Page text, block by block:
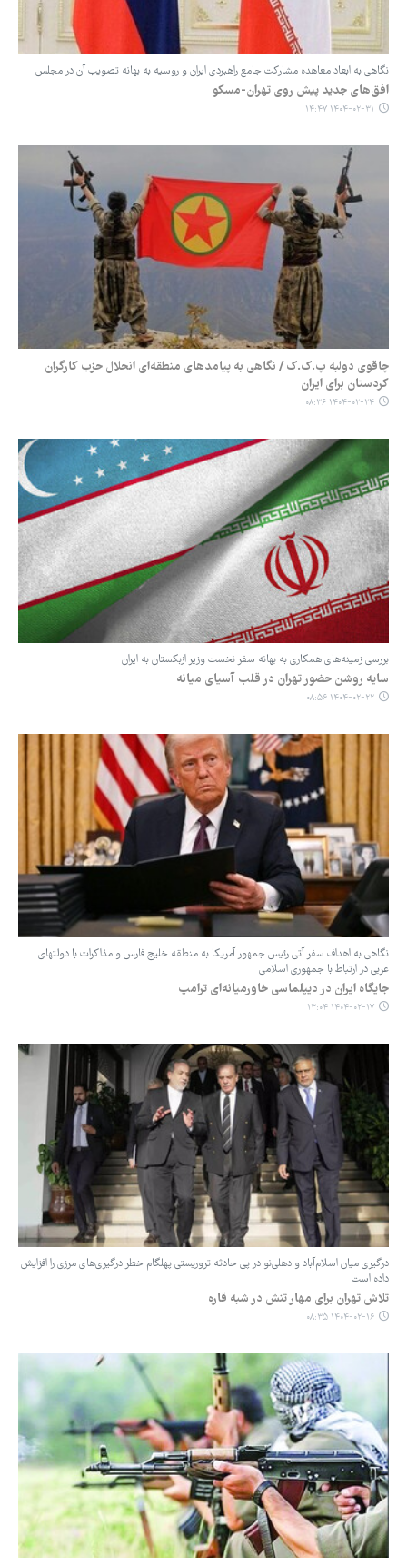
نگاهی به ابعاد معاهده مشارکت جامع راهبردی ایران و روسیه به بهانه تصویب آن در مجلس
افق‌های جدید پیش ‌روی تهران-مسکو
۱۴۰۴-۰۲-۳۱ ۱۴:۴۷
چاقوی دولبه پ‌.ک.ک / نگاهی به پیامدهای منطقه‌ای انحلال حزب کارگران
کردستان برای ایران
۱۴۰۴-۰۲-۲۴ ۰۸:۳۶
بررسی زمینه‌های همکاری به بهانه سفر نخست وزیر ازبکستان به ایران
سایه روشن حضور تهران در قلب آسیای میانه
۱۴۰۴-۰۲-۲۲ ۰۸:۵۶
نگاهی به اهداف سفر آتی رئیس جمهور آمریکا به منطقه خلیج فارس و مذاکرات با دولتهای
عربی در ارتباط با جمهوری اسلامی
جایگاه ایران در دیپلماسی خاورمیانه‌ای ترامپ
۱۴۰۴-۰۲-۱۷ ۱۳:۰۴
درگیری میان اسلام‌آباد و دهلی‌نو در پی حادثه تروریستی پهلگام خطر درگیری‌های مرزی را افزایش
داده است
تلاش تهران برای مهار تنش در شبه قاره
۱۴۰۴-۰۲-۱۶ ۰۸:۳۵